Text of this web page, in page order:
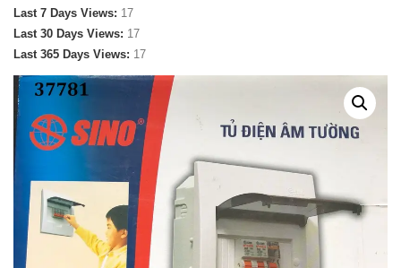
Last 7 Days Views: 17
Last 30 Days Views: 17
Last 365 Days Views: 17